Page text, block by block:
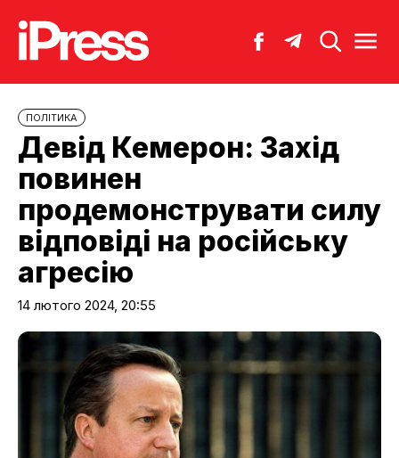
ПОЛІТИКА
Девід Кемерон: Захід
повинен
продемонструвати силу
відповіді на російську
агресію
14 лютого 2024, 20:55